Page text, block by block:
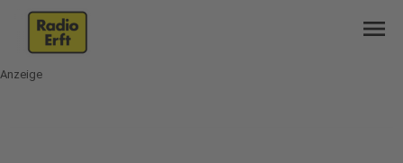
menu
Anzeige